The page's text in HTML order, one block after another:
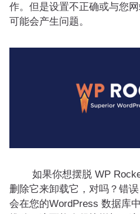
作。但是设置不正确或与您
可能会产生问题。
如果你想摆脱 WP
删除它来卸载它，对吗？错
会在您的WordPress 数据库